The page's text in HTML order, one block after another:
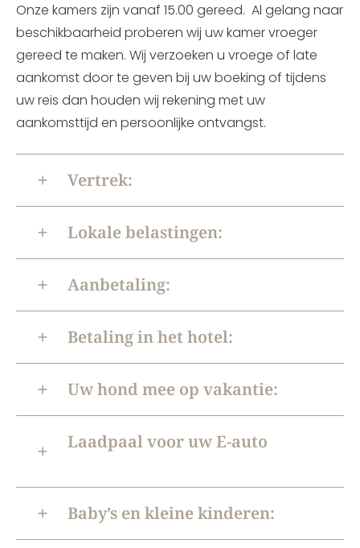
Onze kamers zijn vanaf 15.00 gereed. Al gelang naar
beschikbaarheid proberen wij uw kamer vroeger
gereed te maken. Wij verzoeken u vroege of late
aankomst door te geven bij uw boeking of tijdens
uw reis dan houden wij rekening met uw
aankomsttijd en persoonlijke ontvangst.
Vertrek:
Lokale belastingen:
Aanbetaling:
Betaling in het hotel:
Uw hond mee op vakantie:
Laadpaal voor uw E-auto
Baby’s en kleine kinderen: